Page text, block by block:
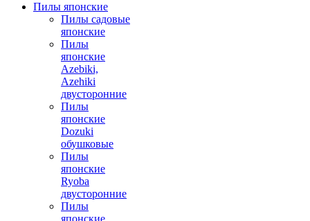
Пилы японские
Пилы садовые
японские
Пилы
японские
Azebiki,
Azehiki
двусторонние
Пилы
японские
Dozuki
обушковые
Пилы
японские
Ryoba
двусторонние
Пилы
японские